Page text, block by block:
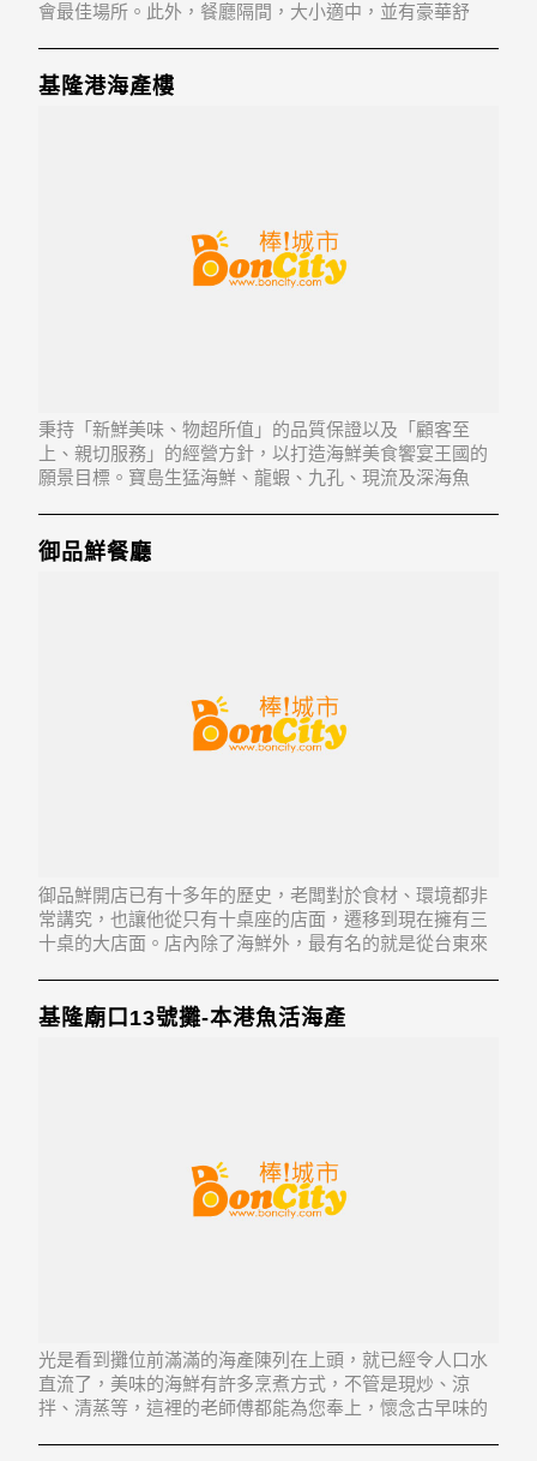
會最佳場所。此外，餐廳隔間，大小適中，並有豪華舒
基隆港海產樓
秉持「新鮮美味、物超所值」的品質保證以及「顧客至
上、親切服務」的經營方針，以打造海鮮美食饗宴王國的
願景目標。寶島生猛海鮮、龍蝦、九孔、現流及深海魚
御品鮮餐廳
御品鮮開店已有十多年的歷史，老闆對於食材、環境都非
常講究，也讓他從只有十桌座的店面，遷移到現在擁有三
十桌的大店面。店內除了海鮮外，最有名的就是從台東來
基隆廟口13號攤-本港魚活海產
光是看到攤位前滿滿的海產陳列在上頭，就已經令人口水
直流了，美味的海鮮有許多烹煮方式，不管是現炒、涼
拌、清蒸等，這裡的老師傅都能為您奉上，懷念古早味的